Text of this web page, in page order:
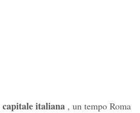
capitale italiana , un tempo Roma